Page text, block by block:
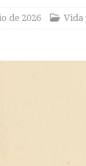
de 2026 Vida